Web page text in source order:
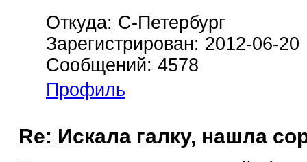
Откуда: С-Петербург
Зарегистрирован: 2012-06-20
Сообщений: 4578
Профиль
Re: Искала галку, нашла